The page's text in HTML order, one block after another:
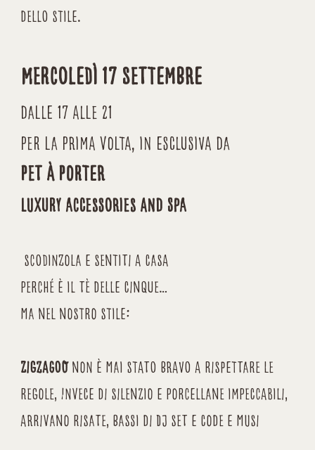
dello stile.
Mercoledì 17 settembre
dalle 17 alle 21
per la prima volta, in esclusiva da
Pet à Porter
Luxury Accessories and SPA
scodinzola e sentiti a casa
perché è il tè delle cinque…
ma nel nostro stile:
ZigZagoOnon è mai stato bravo a rispettare le
regole, Invece di silenzio e porcellane impeccabili,
arrivano risate, bassi di DJ set e code e musi